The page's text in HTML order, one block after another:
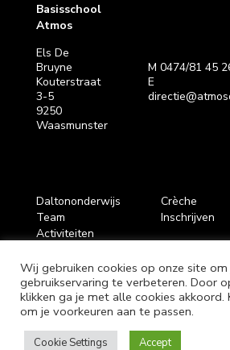
Basisschool
Atmos
Els De
Bruyne
Kouterstraat
3-5
9250
Waasmunster
M 0474/81 45
E
Daltononderwijs
Team
Activiteiten
Crèche
Inschrijven
Disclaimer-
Wij gebruiken cookies op onze site
gebruikservaring te verbeteren. Door
klikken ga je met alle cookies akkoord.
om je voorkeuren aan te passen.
Cookie Settings Accept